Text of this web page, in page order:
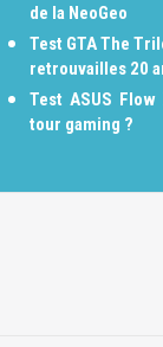
de la NeoGeo
Test GTA The
retrouvailles 20
Test ASUS
tour gaming ?